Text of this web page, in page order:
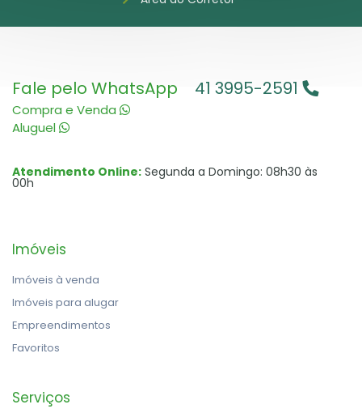
Fale pelo WhatsApp
Compra e Venda
Aluguel
41 3995-2591
Atendimento Online: Segunda a Domingo: 08h30 às
00h
Imóveis
Imóveis à venda
Imóveis para alugar
Empreendimentos
Favoritos
Serviços